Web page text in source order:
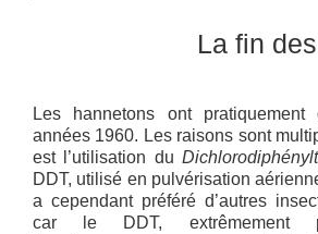
La fin
Les hannetons ont
années 1960. Les raisons sont
est l’utilisation du
DDT, utilisé en pulvérisation
a cependant préféré d’autres
car le DDT, extrêmement